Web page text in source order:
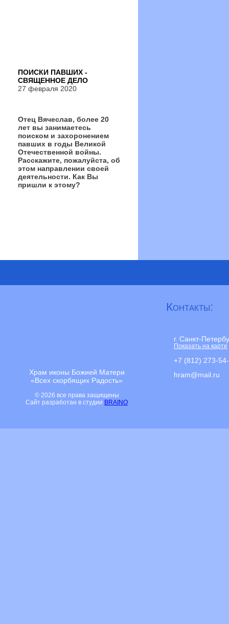
ПОИСКИ ПАВШИХ -
СВЯЩЕННОЕ ДЕЛО
27 февраля 2020
Отец Вячеслав, более 20
лет вы занимаетесь
поиском и захоронением
павших в годы Великой
Отечественной войны.
Расскажите, пожалуйста, об
этом направлении своей
деятельности. Как Вы
пришли к этому?
Храм иконы Божией Матери
«Всех скорбящих Радость»
© 2026 все права защищены
Сайт разработан в студии BRAINO
Контакты:
г. Санкт-
Показать на карте
+7 (812) 273-
hram@mail.ru